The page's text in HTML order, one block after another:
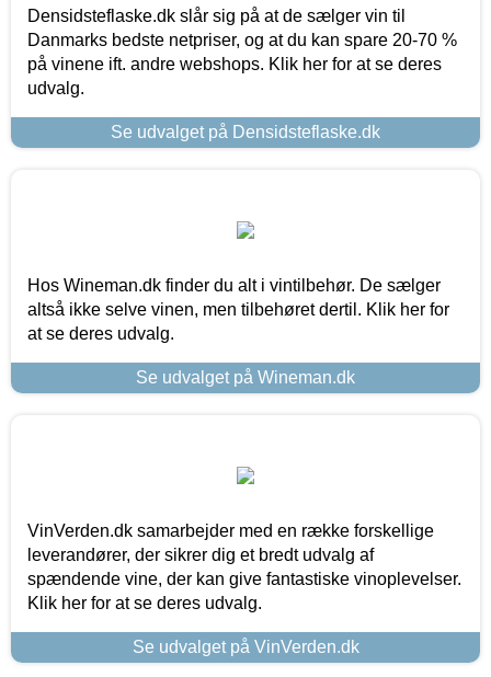
Densidsteflaske.dk slår sig på at de sælger vin til
Danmarks bedste netpriser, og at du kan spare 20-70 %
på vinene ift. andre webshops. Klik her for at se deres
udvalg.
Se udvalget på Densidsteflaske.dk
Hos Wineman.dk finder du alt i vintilbehør. De sælger
altså ikke selve vinen, men tilbehøret dertil. Klik her for
at se deres udvalg.
Se udvalget på Wineman.dk
VinVerden.dk samarbejder med en række forskellige
leverandører, der sikrer dig et bredt udvalg af
spændende vine, der kan give fantastiske vinoplevelser.
Klik her for at se deres udvalg.
Se udvalget på VinVerden.dk